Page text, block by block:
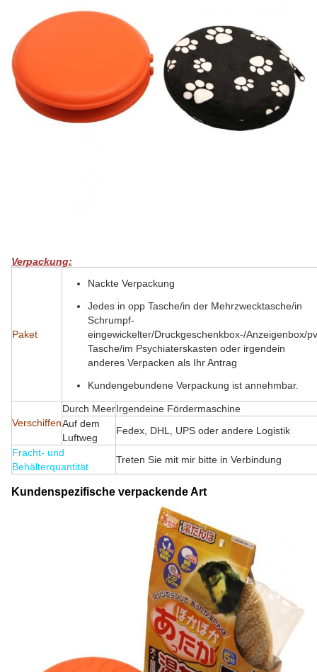
Verpackung:
Paket
Nackte Verpackung
Jedes in opp Tasche/in der Mehrzwecktasche/in
Schrumpf-
eingewickelter/Druckgeschenkbox-/Anzeigenbox/
Tasche/im Psychiaterskasten oder irgendein
anderes Verpacken als Ihr Antrag
Kundengebundene Verpackung ist annehmbar.
Verschiffen
Durch MeerIrgendeine Fördermaschine
Auf dem
Luftweg
Fedex, DHL, UPS oder andere Logistik
Fracht- und
Behälterquantität
Treten Sie mit mir bitte in Verbindung
Kundenspezifische verpackende Art